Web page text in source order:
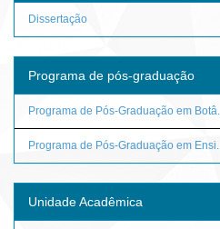
Dissertação
Programa de pós-graduação
Programa de Pós-Graduação em Botâ...
Programa de Pós-Graduação em Ensi...
Unidade Acadêmica